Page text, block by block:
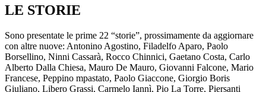
LE STORIE
Sono presentate le prime 22 “storie”, prossimamente da aggiornare
con altre nuove: Antonino Agostino, Filadelfo Aparo, Paolo
Borsellino, Ninni Cassarà, Rocco Chinnici, Gaetano Costa, Carlo
Alberto Dalla Chiesa, Mauro De Mauro, Giovanni Falcone, Mario
Francese, Peppino mpastato, Paolo Giaccone, Giorgio Boris
Giuliano, Libero Grassi, Carmelo Iannì, Pio La Torre, Piersanti